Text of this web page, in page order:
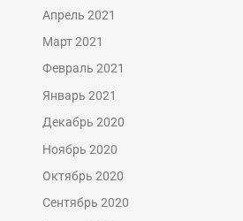
Апрель 2021
Март 2021
Февраль 2021
Январь 2021
Декабрь 2020
Ноябрь 2020
Октябрь 2020
Сентябрь 2020